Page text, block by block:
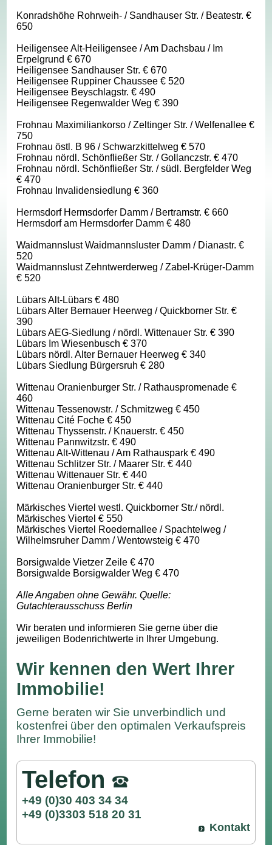
Konradshöhe Rohrweih- / Sandhauser Str. / Beatestr. €
650
Heiligensee Alt-Heiligensee / Am Dachsbau / Im
Erpelgrund € 670
Heiligensee Sandhauser Str. € 670
Heiligensee Ruppiner Chaussee € 520
Heiligensee Beyschlagstr. € 490
Heiligensee Regenwalder Weg € 390
Frohnau Maximiliankorso / Zeltinger Str. / Welfenallee €
750
Frohnau östl. B 96 / Schwarzkittelweg € 570
Frohnau nördl. Schönfließer Str. / Gollanczstr. € 470
Frohnau nördl. Schönfließer Str. / südl. Bergfelder Weg
€ 470
Frohnau Invalidensiedlung € 360
Hermsdorf Hermsdorfer Damm / Bertramstr. € 660
Hermsdorf am Hermsdorfer Damm € 480
Waidmannslust Waidmannsluster Damm / Dianastr. €
520
Waidmannslust Zehntwerderweg / Zabel-Krüger-Damm
€ 520
Lübars Alt-Lübars € 480
Lübars Alter Bernauer Heerweg / Quickborner Str. €
390
Lübars AEG-Siedlung / nördl. Wittenauer Str. € 390
Lübars Im Wiesenbusch € 370
Lübars nördl. Alter Bernauer Heerweg € 340
Lübars Siedlung Bürgersruh € 280
Wittenau Oranienburger Str. / Rathauspromenade €
460
Wittenau Tessenowstr. / Schmitzweg € 450
Wittenau Cité Foche € 450
Wittenau Thyssenstr. / Knauerstr. € 450
Wittenau Pannwitzstr. € 490
Wittenau Alt-Wittenau / Am Rathauspark € 490
Wittenau Schlitzer Str. / Maarer Str. € 440
Wittenau Wittenauer Str. € 440
Wittenau Oranienburger Str. € 440
Märkisches Viertel westl. Quickborner Str./ nördl.
Märkisches Viertel € 550
Märkisches Viertel Roedernallee / Spachtelweg /
Wilhelmsruher Damm / Wentowsteig € 470
Borsigwalde Vietzer Zeile € 470
Borsigwalde Borsigwalder Weg € 470
Alle Angaben ohne Gewähr. Quelle:
Gutachterausschuss Berlin
Wir beraten und informieren Sie gerne über die
jeweiligen Bodenrichtwerte in Ihrer Umgebung.
Wir kennen den Wert Ihrer
Immobilie!
Gerne beraten wir Sie unverbindlich und
kostenfrei über den optimalen Verkaufspreis
Ihrer Immobilie!
Telefon
+49 (0)30 403 34 34
+49 (0)3303 518 20 31
Kontakt